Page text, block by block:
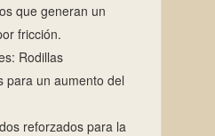
que generan un
fricción.
Rodillas
para un aumento del
reforzados para la